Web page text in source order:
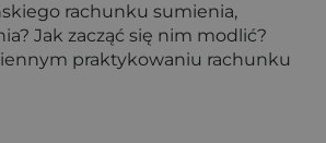
rachunku sumienia,
Jak zacząć się nim modlić?
praktykowaniu rachunku